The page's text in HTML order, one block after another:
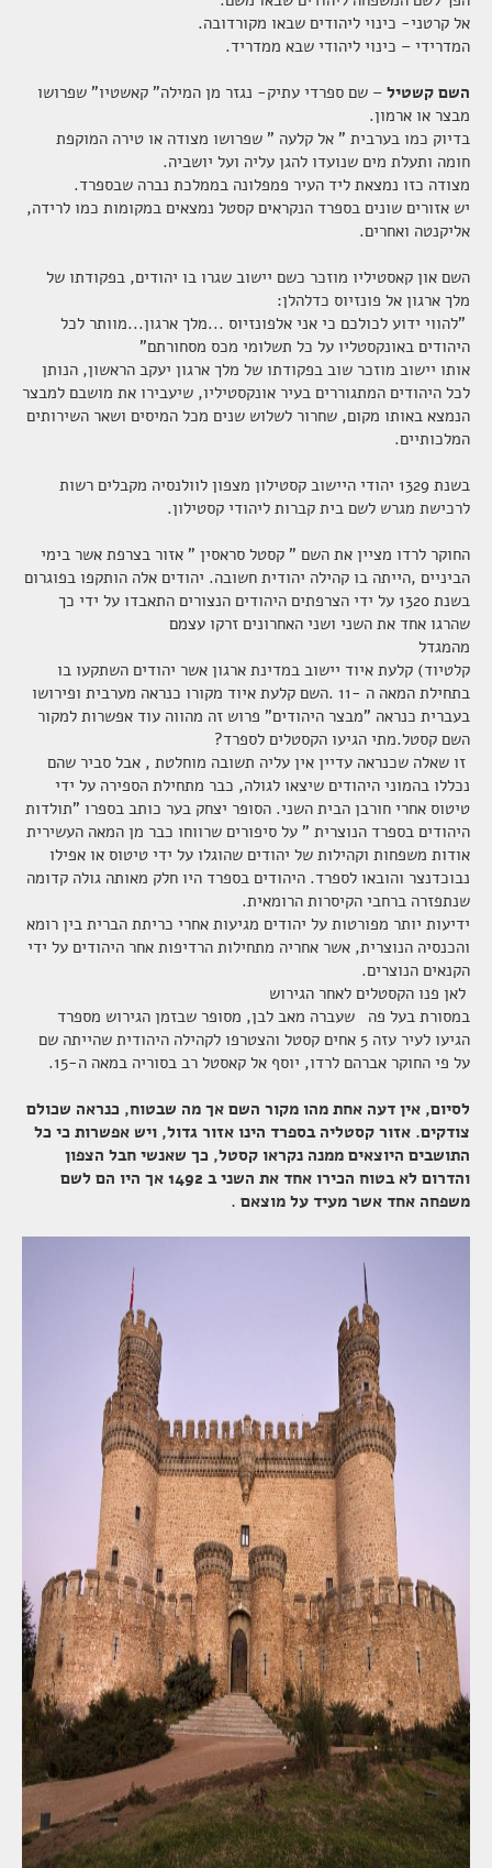
אל קרטני- כינוי ליהודים שבאו מקורדובה.
המדרידי – כינוי ליהודי שבא ממדריד.
השם קשטיל – שם ספרדי עתיק- נגזר מן המילה" קאשטיו" שפרושו
מבצר או ארמון.
בדיוק כמו בערבית " אל קלעה " שפרושו מצודה או טירה המוקפת
חומה ותעלת מים שנועדו להגן עליה ועל יושביה.
מצודה כזו נמצאת ליד העיר פמפלונה בממלכת נברה שבספרד.
יש אזורים שונים בספרד הנקראים קסטל נמצאים במקומות כמו לרידה,
אליקנטה ואחרים.
השם און קאסטיליו מוזכר כשם יישוב שגרו בו יהודים, בפקודתו של
מלך ארגון אל פונזיוס כדלהלן:
"להווי ידוע לכולכם כי אני אלפונזיוס ...מלך ארגון...מוותר לכל
היהודים באונקסטליו על כל תשלומי מכס מסחורתם"
אותו יישוב מוזכר שוב בפקודתו של מלך ארגון יעקב הראשון, הנותן
לכל היהודים המתגוררים בעיר אונקסטיליו, שיעבירו את מושבם למבצר
הנמצא באותו מקום, שחרור לשלוש שנים מכל המיסים ושאר השירותים
המלכותיים.
בשנת 1329 יהודי היישוב קסטילון מצפון לוולנסיה מקבלים רשות
לרכישת מגרש לשם בית קברות ליהודי קסטילון.
החוקר לרדו מציין את השם " קסטל סראסין " אזור בצרפת אשר בימי
הביניים ,הייתה בו קהילה יהודית חשובה. יהודים אלה הותקפו בפוגרום
בשנת 1320 על ידי הצרפתים
היהודים הנצורים התאבדו על ידי כך
שהרגו אחד את השני ושני האחרונים זרקו עצמם
מהמגדל
קלטיוד( קלעת איוד יישוב במדינת ארגון אשר יהודים השתקעו בו
בתחילת המאה ה -11 .השם קלעת
איוד מקורו כנראה מערבית ופירושו
בעברית כנראה "מבצר היהודים" פרוש זה מהווה עוד אפשרות למקור
השם קסטל.מתי הגיעו הקסטלים לספרד?
זו שאלה שכנראה עדיין אין עליה תשובה מוחלטת , אבל סביר שהם
נכללו בהמוני היהודים שיצאו לגולה, כבר מתחילת הספירה על ידי
טיטוס אחרי חורבן הבית השני. הסופר יצחק בער כותב בספרו "תולדות
היהודים בספרד הנוצרית " על סיפורים שרווחו כבר מן המאה העשירית
אודות משפחות וקהילות של יהודים שהוגלו על ידי טיטוס או אפילו
נבוכדנצר והובאו לספרד. היהודים בספרד היו חלק מאותה גולה קדומה
שנתפזרה ברחבי הקיסרות הרומאית.
ידיעות יותר מפורטות על יהודים מגיעות אחרי כריתת הברית בין רומא
והכנסיה הנוצרית, אשר אחריה מתחילות הרדיפות אחר היהודים על ידי
הקנאים הנוצרים.
לאן פנו הקסטלים לאחר הגירוש
במסורת בעל פה שעברה מאב לבן, מסופר שבזמן הגירוש מספרד
הגיעו לעיר עזה 5 אחים קסטל והצטרפו לקהילה היהודית שהייתה שם
על פי החוקר אברהם לרדו, יוסף אל קאסטל רב בסוריה במאה ה-15
.
לסיום, אין דעה אחת מהו מקור השם אך מה שבטוח, כנראה שכולם
צודקים. אזור קסטליה בספרד הינו אזור גדול, ויש אפשרות כי כל
התושבים היוצאים ממנה נקראו קסטל, כך שאנשי חבל הצפון
והדרום לא בטוח הכירו אחד את השני ב 1492 אך היו הם לשם
משפחה אחד אשר מעיד על מוצאם .